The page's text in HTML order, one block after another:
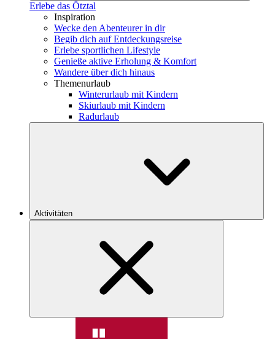
Erlebe das Ötztal
Inspiration
Wecke den Abenteurer in dir
Begib dich auf Entdeckungsreise
Erlebe sportlichen Lifestyle
Genieße aktive Erholung & Komfort
Wandere über dich hinaus
Themenurlaub
Winterurlaub mit Kindern
Skiurlaub mit Kindern
Radurlaub
Aktivitäten